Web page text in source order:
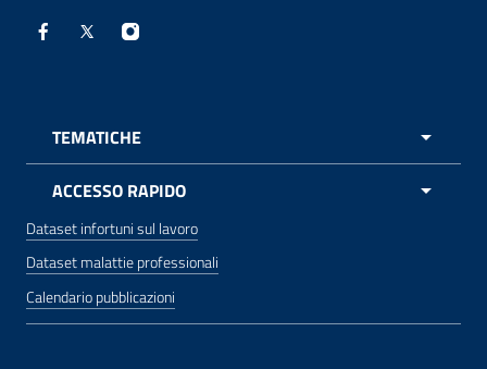
Facebook - Sito esterno - apre una nuova finestra
X - Sito esterno - apre una nuova finestra
Instagram - Sito esterno - apre una
TEMATICHE
ACCESSO RAPIDO
Dataset infortuni sul lavoro
Dataset malattie professionali
Calendario pubblicazioni